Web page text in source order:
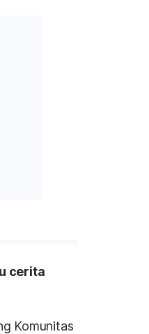
cerita
Komunitas